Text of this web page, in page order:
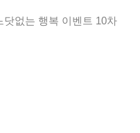
닷없는 행복 이벤트 10차